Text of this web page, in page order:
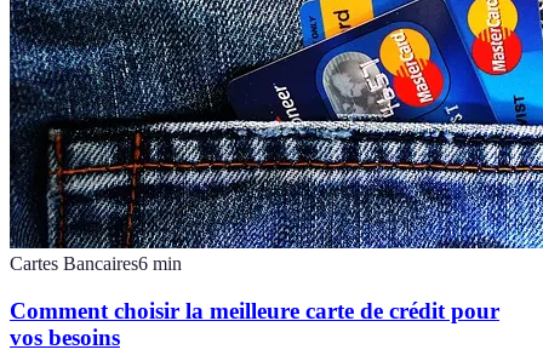
Cartes Bancaires6 min
Comment choisir la meilleure carte de crédit pour
vos besoins